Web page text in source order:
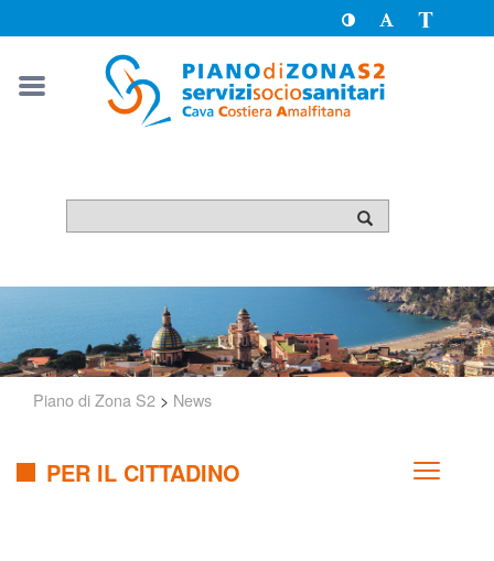
Toggle
High
Contrast
Toggle
Font a
Piano di Zona S2 > News
PER IL CITTADINO